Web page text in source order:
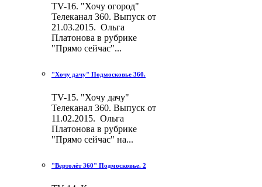
TV-16. "Хочу огород"
Телеканал 360. Выпуск от
21.03.2015. Ольга
Платонова в рубрике
"Прямо сейчас"...
"Хочу дачу" Подмосковье 360.
TV-15. "Хочу дачу"
Телеканал 360. Выпуск от
11.02.2015. Ольга
Платонова в рубрике
"Прямо сейчас" на...
"Вертолёт 360" Подмосковье. 2